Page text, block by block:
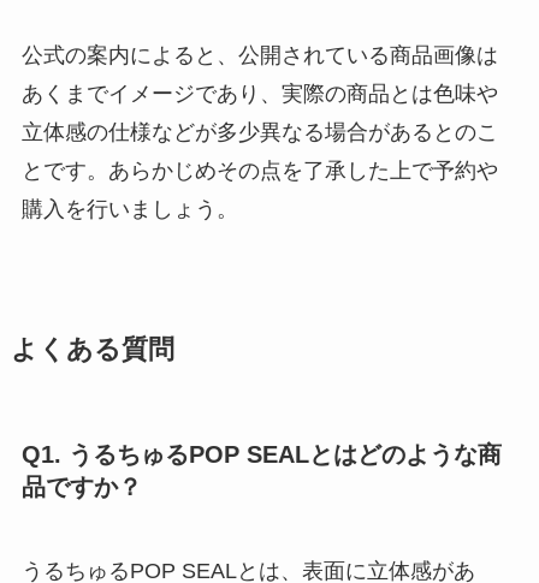
公式の案内によると、公開されている商品画像は
あくまでイメージであり、実際の商品とは色味や
立体感の仕様などが多少異なる場合があるとのこ
とです。あらかじめその点を了承した上で予約や
購入を行いましょう。
よくある質問
Q1. うるちゅるPOP SEALとはどのような商
品ですか？
うるちゅるPOP SEALとは、表面に立体感があ